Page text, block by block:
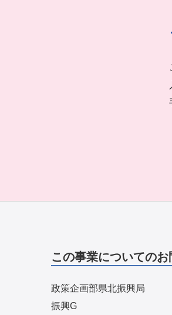
この事業についての
政策企画部県北振興局
振興G